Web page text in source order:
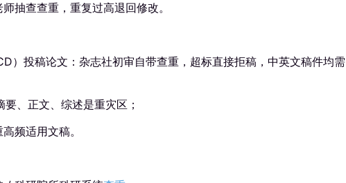
抽查查重，重复过高退回修改。
）投稿论文：杂志社初审自带查重，超标直接拒稿，中英文稿件均需
要、正文、综述是重灾区；
频适用文稿。